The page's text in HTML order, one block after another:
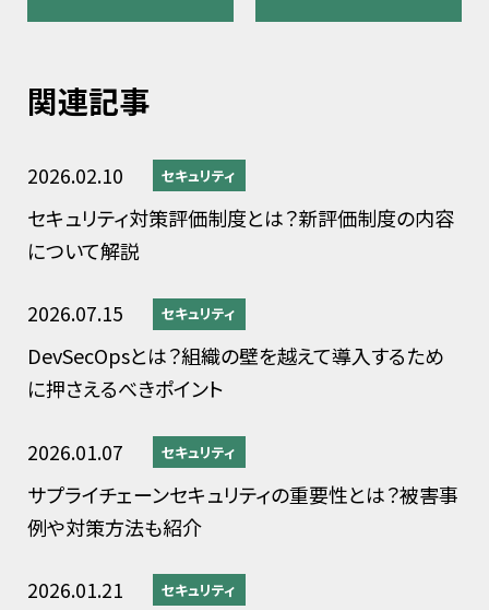
関連記事
2026.02.10 セキュリティ
セキュリティ対策評価制度とは？新評価制度の内容
について解説
2026.07.15 セキュリティ
DevSecOpsとは？組織の壁を越えて導入するため
に押さえるべきポイント
2026.01.07 セキュリティ
サプライチェーンセキュリティの重要性とは？被害事
例や対策方法も紹介
2026.01.21 セキュリティ